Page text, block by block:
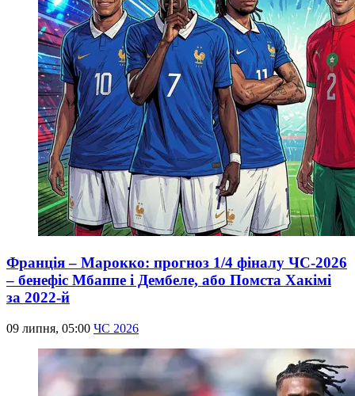
Франція – Марокко: прогноз 1/4 фіналу ЧС-2026
– бенефіс Мбаппе і Дембеле, або Помста Хакімі
за 2022-й
09 липня, 05:00 ЧС 2026